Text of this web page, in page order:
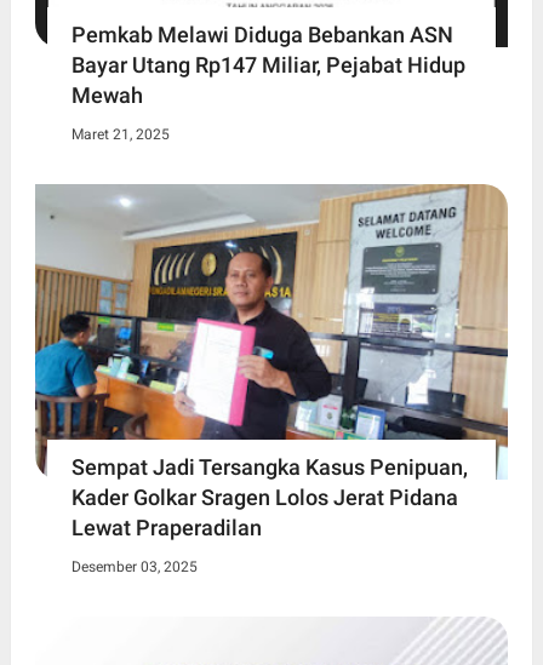
Pemkab Melawi Diduga Bebankan ASN
Bayar Utang Rp147 Miliar, Pejabat Hidup
Mewah
Maret 21, 2025
Sempat Jadi Tersangka Kasus Penipuan,
Kader Golkar Sragen Lolos Jerat Pidana
Lewat Praperadilan
Desember 03, 2025